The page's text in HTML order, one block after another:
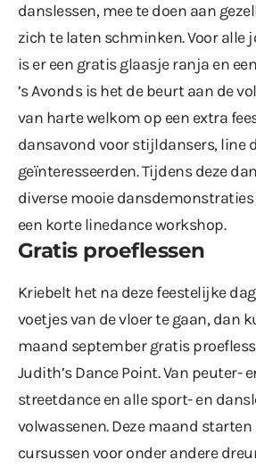
danslessen, mee te doen aan
zich te laten schminken. Voor alle
is er een gratis glaasje ranja en
’s Avonds is het de beurt aan de
van harte welkom op een extra
dansavond voor stijldansers, line
geïnteresseerden. Tijdens deze
diverse mooie dansdemonstraties
een korte linedance workshop.
Gratis proeflessen
Kriebelt het na deze feestelijke
voetjes van de vloer te gaan, dan
maand september gratis
Judith’s Dance Point. Van peuter-
streetdance en alle sport- en
volwassenen. Deze maand
cursussen voor onder andere